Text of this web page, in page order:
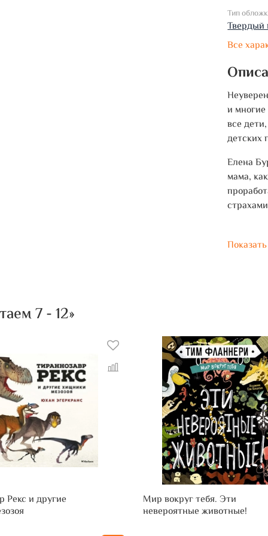
Тип
Твердый
Все
и
все
детских
Елена
мама,
7 - 12»
Рекс и другие
Мир вокруг тебя. Эти
невероятные животные!